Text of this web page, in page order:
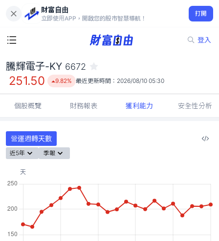
財富自由
立即使用APP，開啟您的股市智慧導航！
打開
登入
251.50
9.82%
騰輝電子-KY 6672
251.50 9.82% 最近更新時間： 2026/08/10 05:30
個股概覽 財務報表 獲利能力 安全性分析
營運週轉天數
近5年 季報